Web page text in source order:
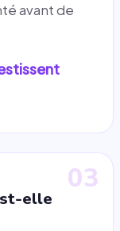
avant de
03
elle